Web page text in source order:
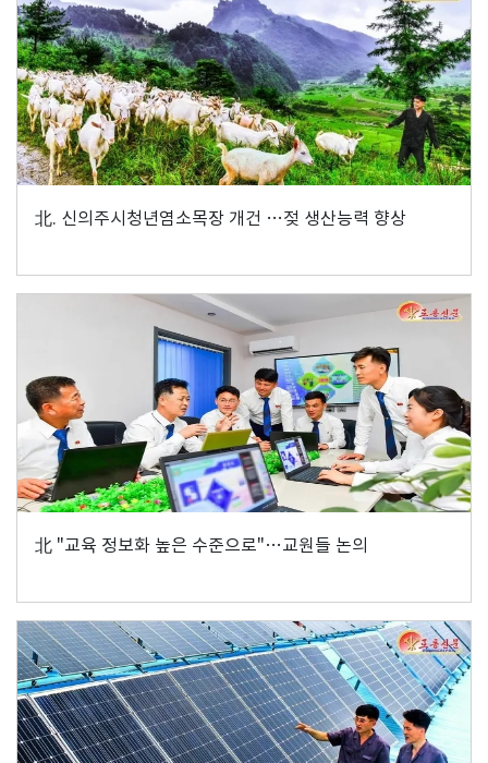
北. 신의주시청년염소목장 개건 …젖 생산능력 향상
北 "교육 정보화 높은 수준으로"…교원들 논의